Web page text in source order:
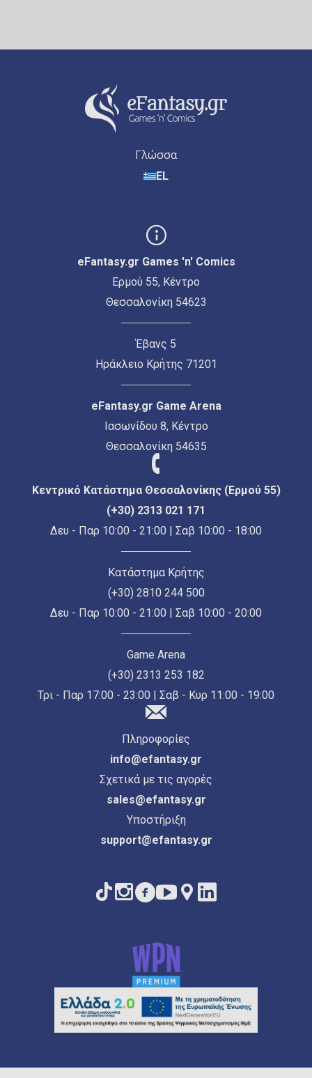
Γλώσσα
EL
eFantasy.gr Games 'n' Comics
Ερμού 55, Κέντρο
Θεσσαλονίκη 54623
Έβανς 5
Ηράκλειο Κρήτης 71201
eFantasy.gr Game Arena
Ιασωνίδου 8, Κέντρο
Θεσσαλονίκη 54635
Κεντρικό Κατάστημα Θεσσαλονίκης (Ερμού 55)
(+30) 2313 021 171
Δευ - Παρ 10:00 - 21:00 | Σαβ 10:00 - 18:00
Κατάστημα Κρήτης
(+30) 2810 244 500
Δευ - Παρ 10:00 - 21:00 | Σαβ 10:00 - 20:00
Game Arena
(+30) 2313 253 182
Τρι - Παρ 17:00 - 23:00 | Σαβ - Κυρ 11:00 - 19:00
Πληροφορίες
info@efantasy.gr
Σχετικά με τις αγορές
sales@efantasy.gr
Υποστήριξη
support@efantasy.gr